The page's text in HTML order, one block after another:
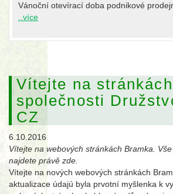
Vánoční otevírací doba podnikové
..více
Vítejte na stránkách
společnosti
CZ
6.10.2016
Vítejte na webových stránkách Bramka.
najdete právě zde.
Vítejte na nových webových stránkách
aktualizace údajú byla prvotní myšlenka k